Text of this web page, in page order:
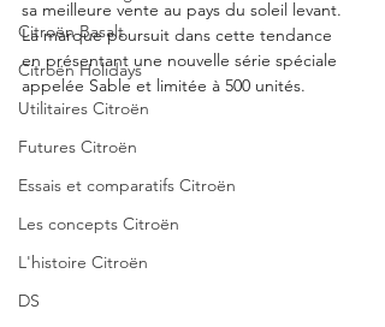
Citroën Basalt
Citroën Holidays
Utilitaires Citroën
Futures Citroën
Essais et comparatifs Citroën
Les concepts Citroën
L'histoire Citroën
DS
sa meilleure vente au pays du soleil levant.
La marque poursuit dans cette tendance
en présentant une nouvelle série spéciale
appelée Sable et limitée à 500 unités.